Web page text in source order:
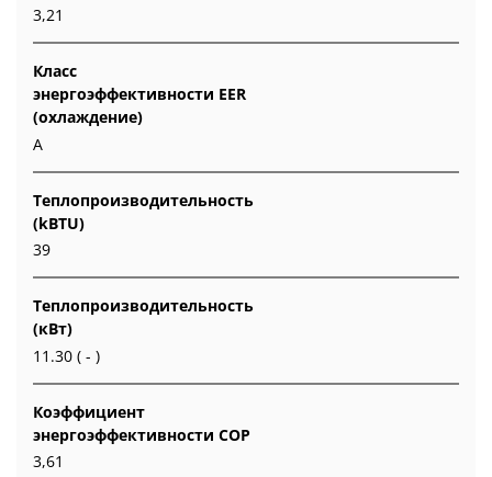
3,21
Класс
энергоэффективности EER
(охлаждение)
A
Теплопроизводительность
(kBTU)
39
Теплопроизводительность
(кВт)
11.30 ( - )
Коэффициент
энергоэффективности COP
3,61